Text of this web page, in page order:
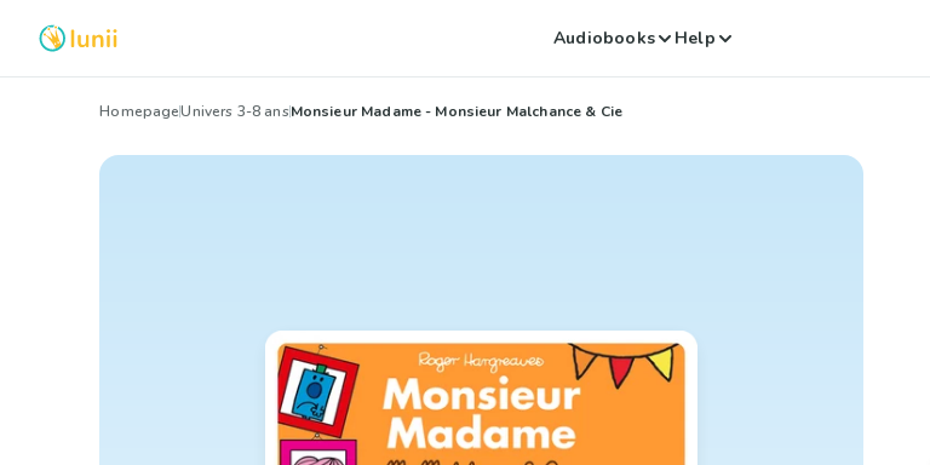
Audiobooks Help
HomepageUnivers 3-8 ansMonsieur Madame - Monsieur Malchance & Cie